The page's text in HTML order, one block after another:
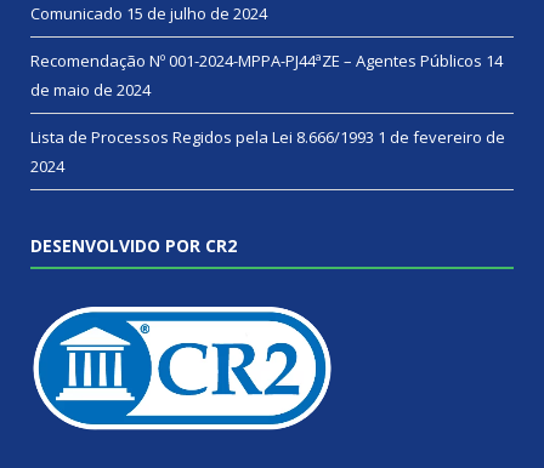
Comunicado 15 de julho de 2024
Recomendação Nº 001-2024-MPPA-PJ44ªZE – Agentes Públicos 14
de maio de 2024
Lista de Processos Regidos pela Lei 8.666/1993 1 de fevereiro de
2024
DESENVOLVIDO POR CR2